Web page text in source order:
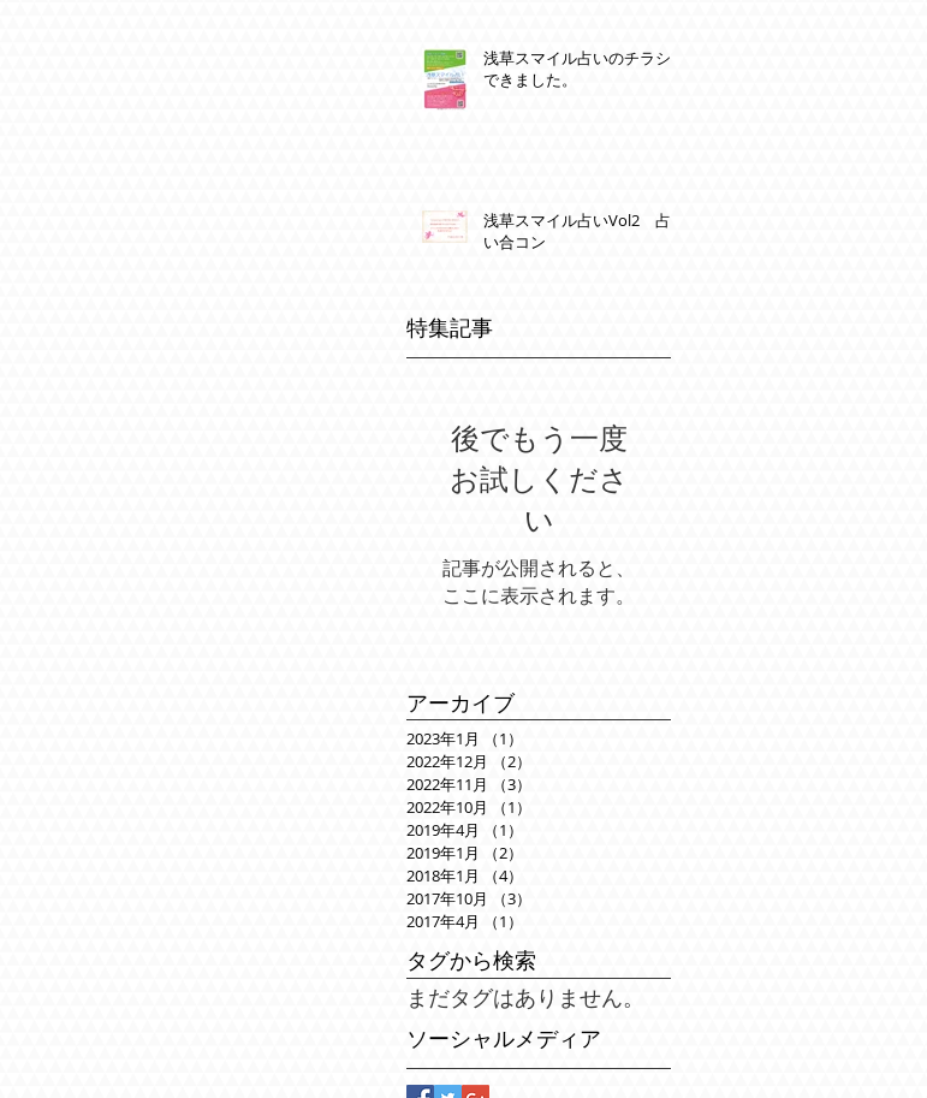
浅草スマイル占いのチラシ
できました。
浅草スマイル占いVol2 占
い合コン
特集記事
後でもう一度
お試しくださ
い
記事が公開されると、
ここに表示されます。
アーカイブ
2023年1月 （1）
2022年12月
（2）
2022年11月
（3）
2022年10月
（1）
2019年4月
（1）
2019年1月
（2）
2018年1月
（4）
2017年10月
（3）
2017年4月
（1）
タグから検索
まだタグはありません。
ソーシャルメディア